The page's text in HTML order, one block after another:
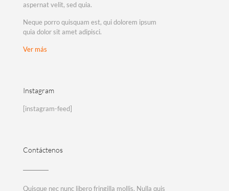
aspernat velit, sed quia.
Neque porro quisquam est, qui dolorem ipsum
quia dolor sit amet adipisci.
Ver más
Instagram
[instagram-feed]
Contáctenos
Quisque nec nunc libero fringilla mollis. Nulla quis